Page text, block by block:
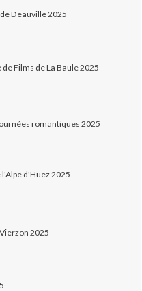
Deauville 2025
Films de La Baule 2025
romantiques 2025
d'Huez 2025
2025